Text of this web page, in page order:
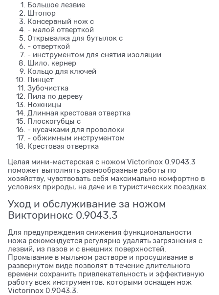
Большое лезвие
Штопор
Консервный нож с
- малой отверткой
Открывалка для бутылок с
- отверткой
- инструментом для снятия изоляции
Шило, кернер
Кольцо для ключей
Пинцет
Зубочистка
Пила по дереву
Ножницы
Длинная крестовая отвертка
Плоскогубцы с
- кусачками для проволоки
- обжимным инструментом
Крестовая отвертка
Целая мини-мастерская с ножом Victorinox 0.9043.3
поможет выполнять разнообразные работы по
хозяйству, чувствовать себя максимально комфортно в
условиях природы, на даче и в туристических поездках.
Уход и обслуживание за ножом
Викторинокс 0.9043.3
Для предупреждения снижения функциональности
ножа рекомендуется регулярно удалять загрязнения с
лезвий, из пазов и с внешних поверхностей.
Промывание в мыльном растворе и просушивание в
развернутом виде позволят в течение длительного
времени сохранить привлекательность и эффективную
работу всех инструментов, которыми оснащен нож
Victorinox 0.9043.3.